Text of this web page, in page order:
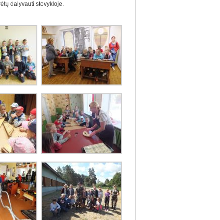
dalyvauti stovykloje.